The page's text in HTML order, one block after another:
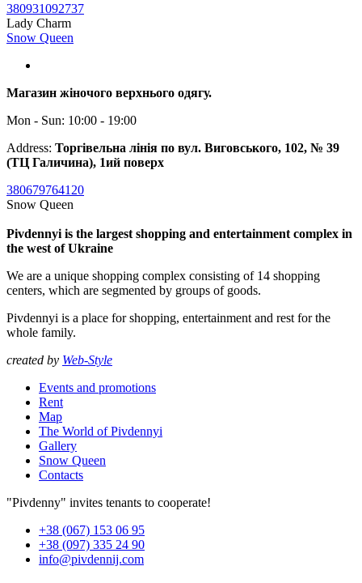
380931092737
Lady Charm
Snow Queen
Магазин жіночого верхнього одягу.
Mon - Sun: 10:00 - 19:00
Address: Торгівельна лінія по вул. Виговського, 102, № 39
(ТЦ Галичина), 1ий поверх
380679764120
Snow Queen
Pivdennyi is the largest shopping and entertainment complex in
the west of Ukraine
We are a unique shopping complex consisting of 14 shopping
centers, which are segmented by groups of goods.
Pivdennyi is a place for shopping, entertainment and rest for the
whole family.
created by Web-Style
Events and promotions
Rent
Map
The World of Pivdennyi
Gallery
Snow Queen
Contacts
"Pivdenny" invites tenants to cooperate!
+38 (067) 153 06 95
+38 (097) 335 24 90
info@pivdennij.com